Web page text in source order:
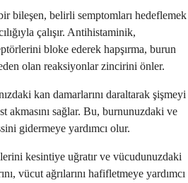
bileşen, belirli semptomları hedeflemek
çalışır. Antihistaminik,
bloke ederek hapşırma, burun
olan reaksiyonlar zincirini önler.
kan damarlarını daraltarak şişmeyi
akmasını sağlar. Bu, burnunuzdaki ve
gidermeye yardımcı olur.
kesintiye uğratır ve vücudunuzdaki
vücut ağrılarını hafifletmeye yardımcı